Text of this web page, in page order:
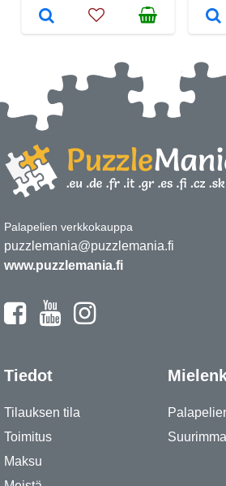
Palapelien verkkokauppa
puzzlemania@puzzlemania.fi
www.puzzlemania.fi
Tiedot
Tilauksen tila
Toimitus
Maksu